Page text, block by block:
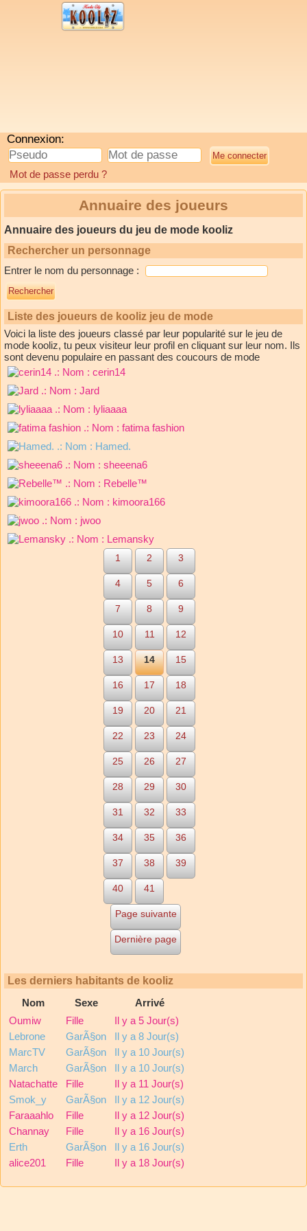
Connexion:
Mot de passe perdu ?
Annuaire des joueurs
Annuaire des joueurs du jeu de mode kooliz
Rechercher un personnage
Entrer le nom du personnage :
Liste des joueurs de kooliz jeu de mode
Voici la liste des joueurs classé par leur popularité sur le jeu de
mode kooliz, tu peux visiteur leur profil en cliquant sur leur nom. Ils
sont devenu populaire en passant des coucours de mode
.: Nom : cerin14
.: Nom : Jard
.: Nom : lyliaaaa
.: Nom : fatima fashion
.: Nom : Hamed.
.: Nom : sheeena6
.: Nom : Rebelle™
.: Nom : kimoora166
.: Nom : jwoo
.: Nom : Lemansky
1 2 3
4 5 6
7 8 9
10 11 12
13 14 15
16 17 18
19 20 21
22 23 24
25 26 27
28 29 30
31 32 33
34 35 36
37 38 39
40 41
Page suivante
Dernière page
Les derniers habitants de kooliz
Nom
Sexe
Arrivé
Oumiw
Fille
Il y a 5 Jour(s)
Lebrone
GarÃ§on
Il y a 8 Jour(s)
MarcTV
GarÃ§on
Il y a 10 Jour(s)
March
GarÃ§on
Il y a 10 Jour(s)
Natachatte
Fille
Il y a 11 Jour(s)
Smok_y
GarÃ§on
Il y a 12 Jour(s)
Faraaahlo
Fille
Il y a 12 Jour(s)
Channay
Fille
Il y a 16 Jour(s)
Erth
GarÃ§on
Il y a 16 Jour(s)
alice201
Fille Il y a 18 Jour(s)